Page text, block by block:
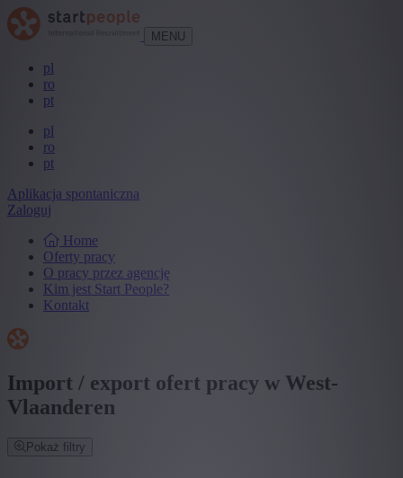
MENU
pl
ro
pt
pl
ro
pt
Aplikacja spontaniczna
Zaloguj
Home
Oferty pracy
O pracy przez agencję
Kim jest Start People?
Kontakt
Import / export ofert pracy w West-
Vlaanderen
Pokaż filtry